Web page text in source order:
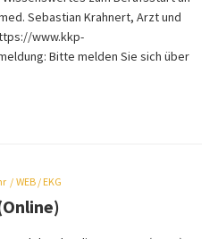
Sebastian Krahnert, Arzt und
www.kkp-
Bitte melden Sie sich über
WEB / EKG